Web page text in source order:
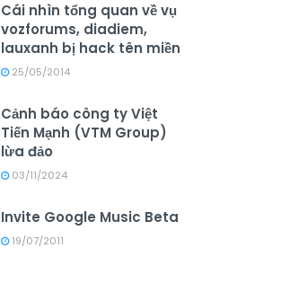
Cái nhìn tổng quan về vụ
vozforums, diadiem,
lauxanh bị hack tên miền
25/05/2014
Cảnh báo công ty Việt
Tiến Mạnh (VTM Group)
lừa đảo
03/11/2024
Invite Google Music Beta
19/07/2011